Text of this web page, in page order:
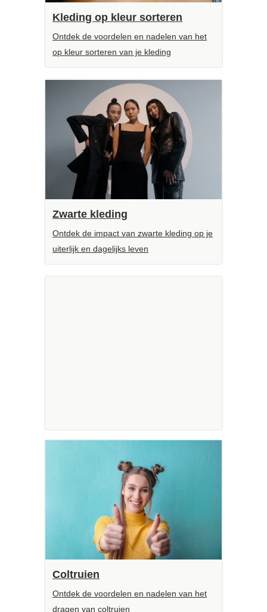
Kleding op kleur sorteren
Ontdek de voordelen en nadelen van het
op kleur sorteren van je kleding
Zwarte kleding
Ontdek de impact van zwarte kleding op je
uiterlijk en dagelijks leven
Coltruien
Ontdek de voordelen en nadelen van het
dragen van coltruien